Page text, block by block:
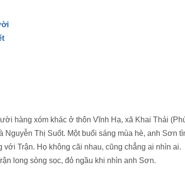
hàng xóm khác ở thôn Vĩnh Hạ, xã Khai Thái
Thị Suốt. Một buổi sáng mùa hè, anh Sơn
Trận. Họ không cãi nhau, cũng chẳng ai nhìn ai.
long sòng sọc, đỏ ngầu khi nhìn anh Sơn.